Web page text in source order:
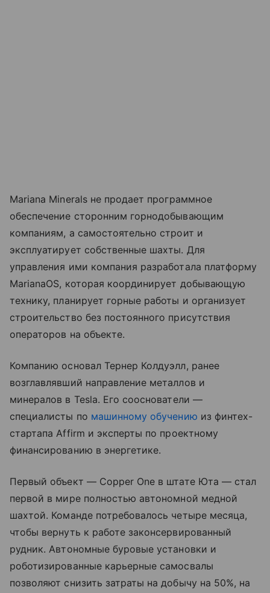
Mariana Minerals не продает программное
обеспечение сторонним горнодобывающим
компаниям, а самостоятельно строит и
эксплуатирует собственные шахты. Для
управления ими компания разработала платформу
MarianaOS, которая координирует добывающую
технику, планирует горные работы и организует
строительство без постоянного присутствия
операторов на объекте.
Компанию основал Тернер Колдуэлл, ранее
возглавлявший направление металлов и
минералов в Tesla. Его сооснователи —
специалисты по машинному обучению из финтех-
стартапа Affirm и эксперты по проектному
финансированию в энергетике.
Первый объект — Copper One в штате Юта — стал
первой в мире полностью автономной медной
шахтой. Команде потребовалось четыре месяца,
чтобы вернуть к работе законсервированный
рудник. Автономные буровые установки и
роботизированные карьерные самосвалы
позволяют снизить затраты на добычу на 50%, на